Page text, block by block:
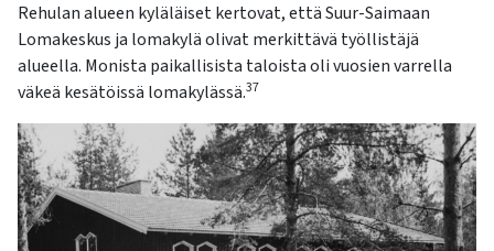
Rehulan alueen kyläläiset kertovat, että Suur-Saimaan
Lomakeskus ja lomakylä olivat merkittävä työllistäjä
alueella. Monista paikallisista taloista oli vuosien varrella
väkeä kesätöissä lomakylässä.37